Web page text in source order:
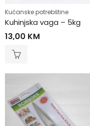
Kućanske potrebštine
Kuhinjska vaga – 5kg
13,00 KM